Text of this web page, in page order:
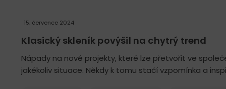
15. července 2024
Klasický skleník povýšil na chytrý trend
Nápady na nové projekty, které lze přetvořit ve
jakékoliv situace. Někdy k tomu stačí vzpomínka a